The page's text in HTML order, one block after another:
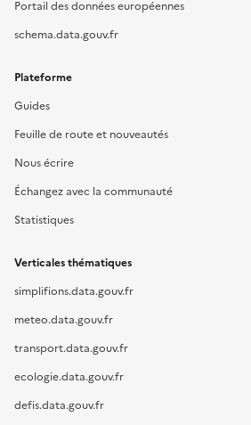
Portail des données européennes
schema.data.gouv.fr
Plateforme
Guides
Feuille de route et nouveautés
Nous écrire
Échangez avec la communauté
Statistiques
Verticales thématiques
simplifions.data.gouv.fr
meteo.data.gouv.fr
transport.data.gouv.fr
ecologie.data.gouv.fr
defis.data.gouv.fr